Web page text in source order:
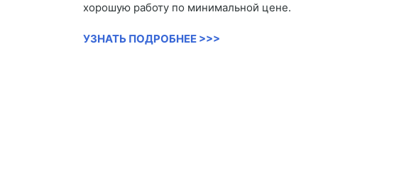
хорошую работу по минимальной цене.
УЗНАТЬ ПОДРОБНЕЕ >>>